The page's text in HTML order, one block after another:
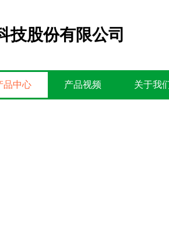
技股份有限公司
品中心 产品视频 关于我